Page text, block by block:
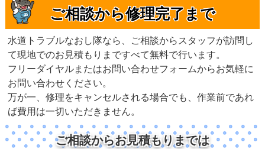
ご相談から修理完了まで
水道トラブルなおし隊なら、ご相談からスタッフが訪問し
て現地でのお見積もりまですべて無料で行います。
フリーダイヤルまたはお問い合わせフォームからお気軽に
お問い合わせください。
万が一、修理をキャンセルされる場合でも、作業前であれ
ば費用は一切いただきません。
ご相談からお見積もりまでは